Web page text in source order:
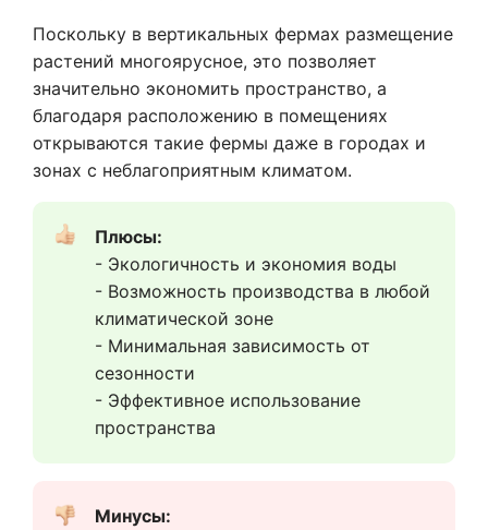
Поскольку в вертикальных фермах размещение
растений многоярусное, это позволяет
значительно экономить пространство, а
благодаря расположению в помещениях
открываются такие фермы даже в городах и
зонах с неблагоприятным климатом.
Плюсы:
- Экологичность и экономия воды
- Возможность производства в любой
климатической зоне
- Минимальная зависимость от
сезонности
- Эффективное использование
пространства
Минусы: